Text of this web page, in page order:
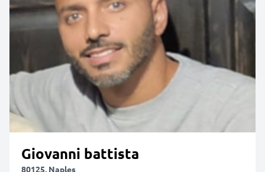
Giovanni battista
80125, Naples